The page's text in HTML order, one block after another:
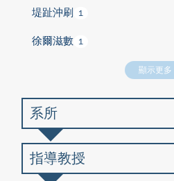
堤趾沖刷 1
徐爾滋數 1
顯示更多
系所
指導教授